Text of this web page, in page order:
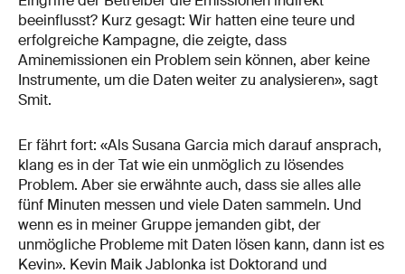
beeinflusst? Kurz gesagt: Wir hatten eine teure und
erfolgreiche Kampagne, die zeigte, dass
Aminemissionen ein Problem sein können, aber keine
Instrumente, um die Daten weiter zu analysieren», sagt
Smit.
Er fährt fort: «Als Susana Garcia mich darauf ansprach,
klang es in der Tat wie ein unmöglich zu lösendes
Problem. Aber sie erwähnte auch, dass sie alles alle
fünf Minuten messen und viele Daten sammeln. Und
wenn es in meiner Gruppe jemanden gibt, der
unmögliche Probleme mit Daten lösen kann, dann ist es
Kevin». Kevin Maik Jablonka ist Doktorand und